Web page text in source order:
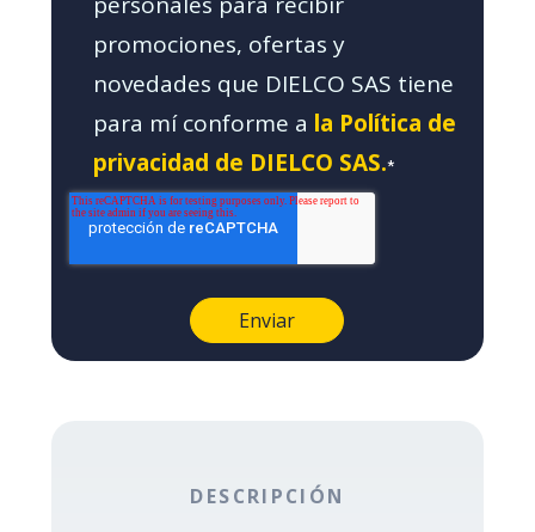
promociones, ofertas y
novedades que DIELCO SAS tiene
para mí conforme a la Política de
privacidad de DIELCO SAS.*
DESCRIPCIÓN